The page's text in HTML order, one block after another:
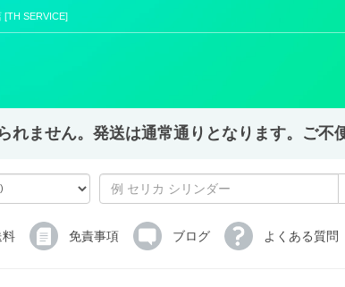
[TH SERVICE]
れません。発送は通常通りとなります。ご不
料 免責事項 ブログ よくある質問